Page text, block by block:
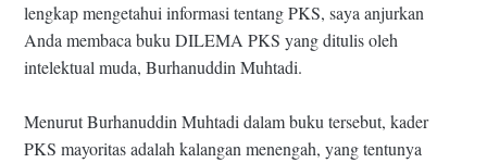
lengkap mengetahui informasi tentang PKS, saya anjurkan
Anda membaca buku DILEMA PKS yang ditulis oleh
intelektual muda, Burhanuddin Muhtadi.
Menurut Burhanuddin Muhtadi dalam buku tersebut, kader
PKS mayoritas adalah kalangan menengah, yang tentunya